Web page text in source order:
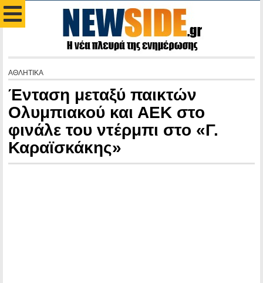
ΑΘΛΗΤΙΚΑ
Ένταση μεταξύ παικτών
Ολυμπιακού και ΑΕΚ στο
φινάλε του ντέρμπι στο «Γ.
Καραϊσκάκης»